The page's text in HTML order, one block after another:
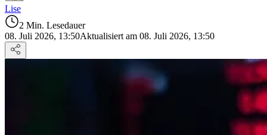
Lise
2 Min. Lesedauer
08. Juli 2026, 13:50Aktualisiert am 08. Juli 2026, 13:50